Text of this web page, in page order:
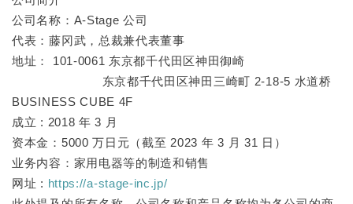
公司名称：A-Stage 公司
代表：藤冈武，总裁兼代表董事
地址： 101-0061 东京都千代田区神田御崎
东京都千代田区神田三崎町 2-18-5 水道桥
BUSINESS CUBE 4F
成立 : 2018 年 3 月
资本金：5000 万日元（截至 2023 年 3 月 31 日）
业务内容：家用电器等的制造和销售
网址 : https://a-stage-inc.jp/